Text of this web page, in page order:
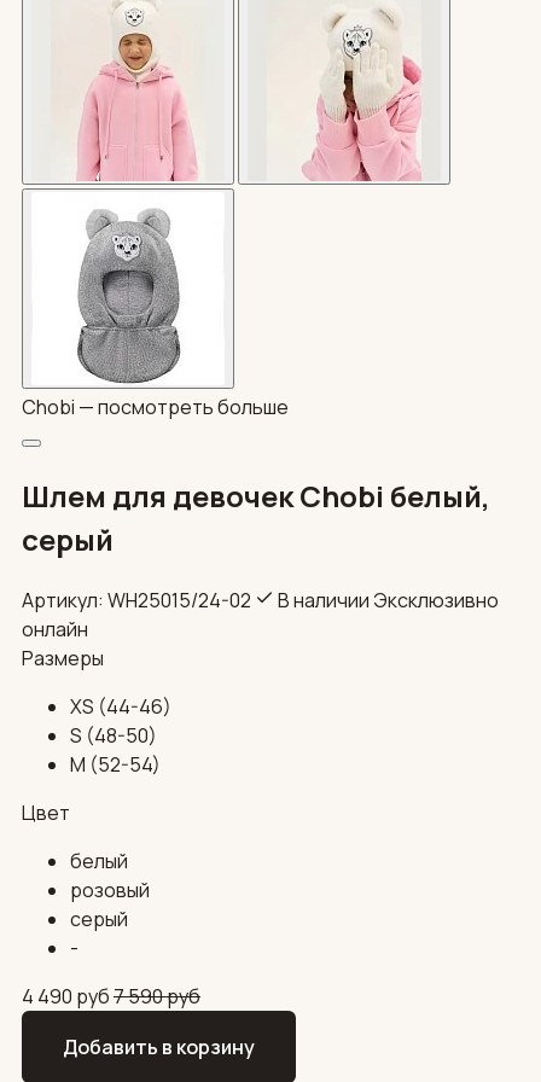
Chobi —посмотреть больше
Шлем для девочек Chobi белый,
серый
Артикул: WH25015/24-02 В наличии Эксклюзивно
онлайн
Размеры
XS (44-46)
S (48-50)
M (52-54)
Цвет
белый
розовый
серый
-
4 490 руб7 590руб
Добавить в корзину